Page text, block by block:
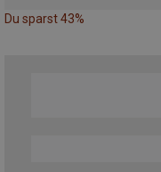
Du sparst 43%